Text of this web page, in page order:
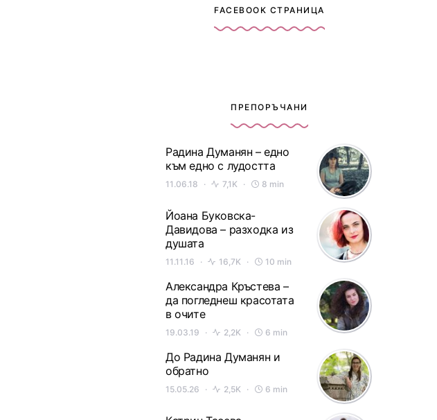
FACEBOOK СТРАНИЦА
ПРЕПОРЪЧАНИ
Радина Думанян – едно
към едно с лудостта
11.06.18 7,1K 8 min
Йоана Буковска-
Давидова – разходка из
душата
11.11.16 16,7K 10 min
Александра Кръстева –
да погледнеш красотата
в очите
19.03.19 2,2K 6 min
До Радина Думанян и
обратно
15.05.26 2,5K 6 min